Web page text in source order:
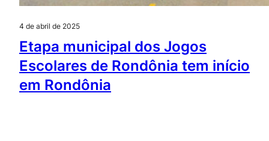
4 de abril de 2025
Etapa municipal dos Jogos
Escolares de Rondônia tem início
em Rondônia